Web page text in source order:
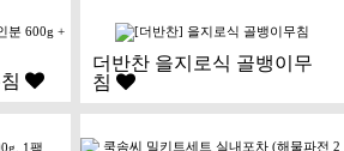
더반찬 을지로식 골뱅이무
침